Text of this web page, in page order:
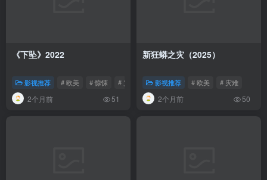
《下坠》2022
影视推荐 # 欧美 # 惊悚 # 灾难
2个月前 51
新狂蟒之灾（2025）
影视推荐 # 欧美 # 灾难
2个月前 50